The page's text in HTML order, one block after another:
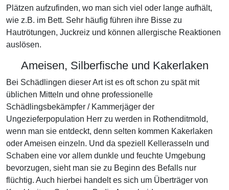
Plätzen aufzufinden, wo man sich viel oder lange aufhält,
wie z.B. im Bett. Sehr häufig führen ihre Bisse zu
Hautrötungen, Juckreiz und können allergische Reaktionen
auslösen.
Ameisen, Silberfische und Kakerlaken
Bei Schädlingen dieser Art ist es oft schon zu spät mit
üblichen Mitteln und ohne professionelle
Schädlingsbekämpfer / Kammerjäger der
Ungezieferpopulation Herr zu werden in Rothenditmold,
wenn man sie entdeckt, denn selten kommen Kakerlaken
oder Ameisen einzeln. Und da speziell Kellerasseln und
Schaben eine vor allem dunkle und feuchte Umgebung
bevorzugen, sieht man sie zu Beginn des Befalls nur
flüchtig. Auch hierbei handelt es sich um Überträger von